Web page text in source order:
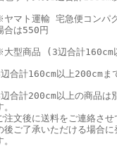
ヤマト運輸 宅急便コンパ
合は550円
大型商品 (3辺合計160cm
合計160cm以上200cm
合計200cm以上の商品は
。
注文後に送料をご連絡さ
後ご了承いただける場合
。